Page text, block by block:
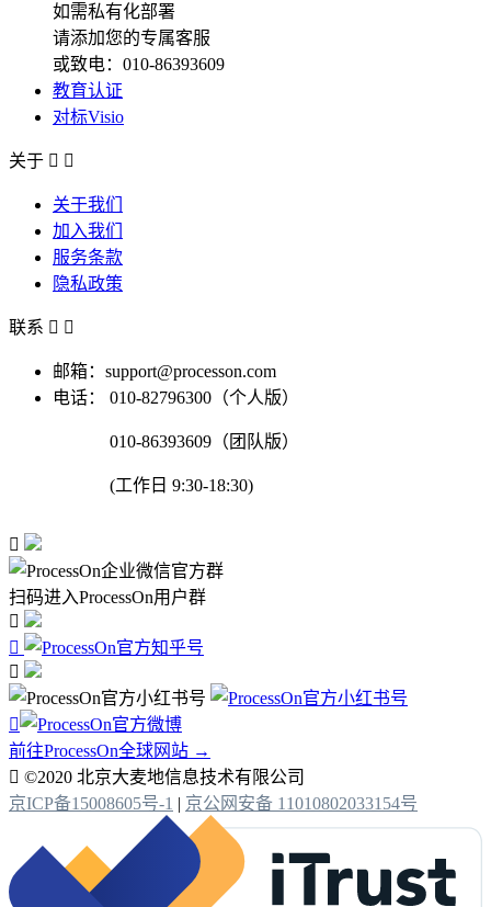
如需私有化部署
请添加您的专属客服
或致电：010-86393609
教育认证
对标Visio
关于  
关于我们
加入我们
服务条款
隐私政策
联系  
邮箱：support@processon.com
电话：
010-82796300（个人版）
010-86393609（团队版）
(工作日 9:30-18:30)

扫码进入ProcessOn用户群




前往ProcessOn全球网站 →
 ©2020 北京大麦地信息技术有限公司
京ICP备15008605号-1 | 京公网安备 11010802033154号